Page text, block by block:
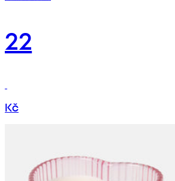
22
Kč